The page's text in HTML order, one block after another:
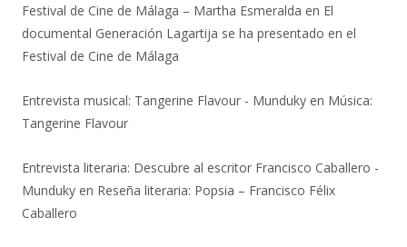
Festival de Cine de Málaga – Martha Esmeralda en El
documental Generación Lagartija se ha presentado en el
Festival de Cine de Málaga
Entrevista musical: Tangerine Flavour - Munduky en Música:
Tangerine Flavour
Entrevista literaria: Descubre al escritor Francisco Caballero -
Munduky en Reseña literaria: Popsia – Francisco Félix
Caballero